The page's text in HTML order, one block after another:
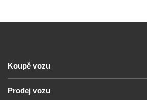
Koupě vozu
Prodej vozu